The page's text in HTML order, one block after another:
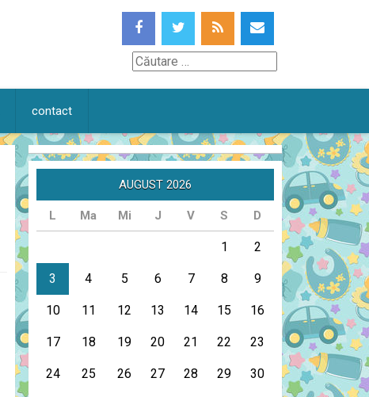
Căutare
contact
AUGUST 2026
L Ma Mi J V S D
1 2
3 4 5 6 7 8 9
10 11 12 13 14 15 16
17 18 19 20 21 22 23
24 25 26 27 28 29 30